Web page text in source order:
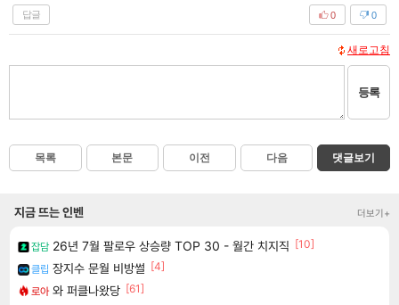
답글 0
0
새로고침
등록
목록 본문 이전 다음 댓글보기
지금 뜨는 인벤 더보기+
잡담 26년 7월 팔로우 상승량 TOP 30 - 월간 치지직 [10]
클립 장지수 문월 비방썰 [4]
로아 와 퍼클나왔당 [61]